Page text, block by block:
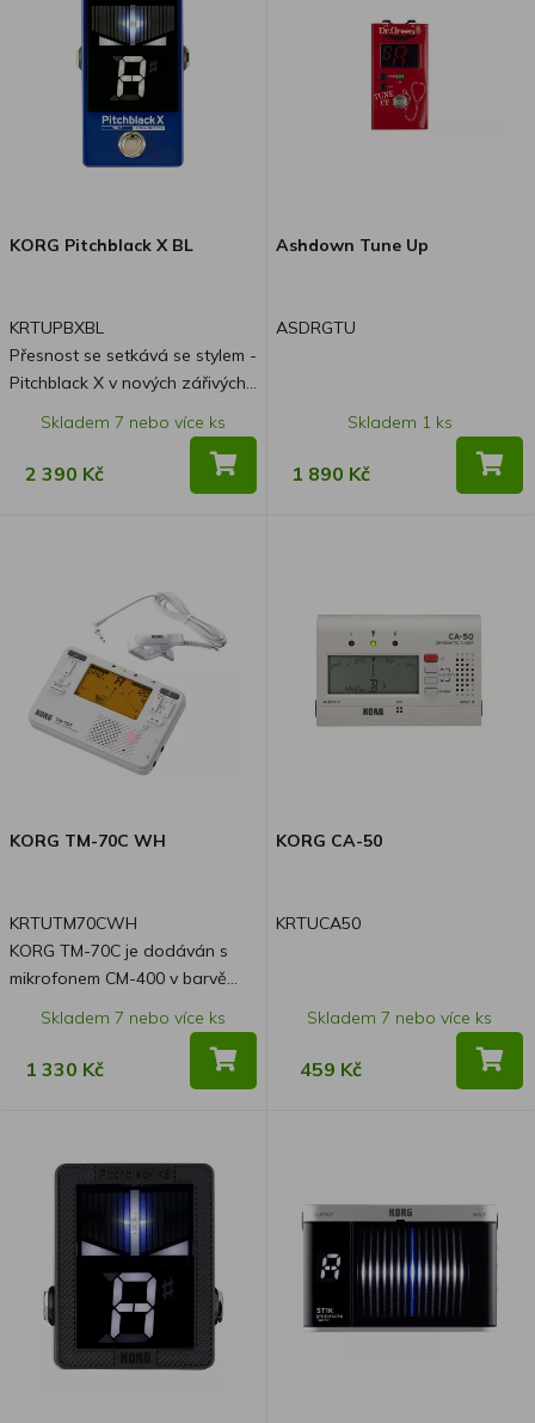
dispozici ve dvou nových
atraktivních barvách. Kromě
standardní krásné černé barvy
si nyní můžete vybrat modrou
nebo krémovou, které vnesou
do vašeho pedalboardu svěží,
stylový vzhled a zároveň si
důvěřují hudebníci po celém
přesně a vypadá při tom skvěle!
KORG Pitchblack X BL
KRTUPBXBL
Přesnost se setkává se stylem -
Pitchblack X v nových zářivých
proslulý svou výjimečnou
přesností ladění, vynikající
viditelností a technologií ULTRA
dispozici ve dvou nových
atraktivních barvách. Kromě
standardní krásné černé barvy
si nyní můžete vybrat modrou
nebo krémovou, které vnesou
do vašeho pedalboardu svěží,
stylový vzhled a zároveň si
důvěřují hudebníci po celém
přesně a vypadá při tom skvěle!
Skladem 7 nebo více ks
2 390 Kč
Ashdown Tune Up
ASDRGTU
Skladem 1 ks
1 890 Kč
KORG TM-70C WH
KRTUTM70CWH
KORG TM-70C je dodáván s
mikrofonem CM-400 v barvě
Skladem 7 nebo více ks
1 330 Kč
KORG CA-50
KRTUCA50
Skladem 7 nebo více ks
459 Kč